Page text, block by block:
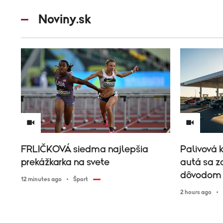
Noviny.sk
FRLIČKOVÁ siedma najlepšia
prekážkarka na svete
12 minutes ago Šport
Palivová
autá sa
2 hours ago